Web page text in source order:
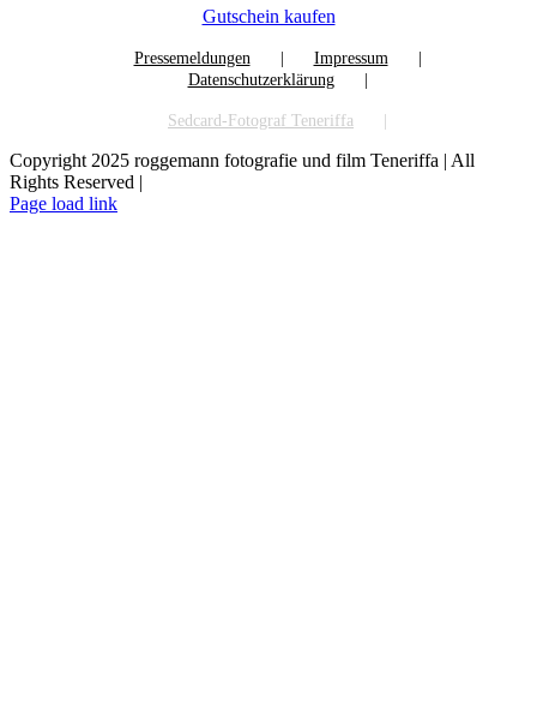
Gutschein kaufen
Pressemeldungen
Impressum
Datenschutzerklärung
Sedcard-Fotograf Teneriffa
Copyright 2025 roggemann fotografie und film Teneriffa | All
Rights Reserved |
Facebook
YouTube
Instagram
Page load link